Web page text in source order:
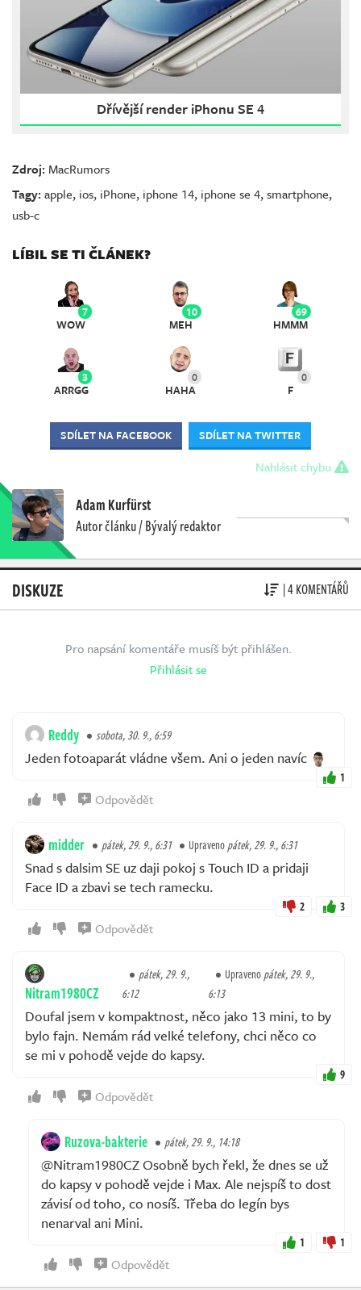
Dřívější render iPhonu SE 4
Zdroj: MacRumors
Tagy:apple, ios, iPhone, iphone 14, iphone se 4,smartphone,
usb-c
LÍBIL SE TI ČLÁNEK?
7
WOW
10
MEH
69
HMMM
3
ARRGG
0
HAHA
0
F
SDÍLET NA FACEBOOK SDÍLET NA TWITTER
Nahlásit chybu
Adam Kurfürst
Autor článku / Bývalý redaktor
DISKUZE | 4 KOMENTÁŘŮ
Pro napsání komentáře musíš být přihlášen.
Přihlásit se
Reddy sobota, 30. 9., 6:59
Jeden fotoaparát vládne všem. Ani o jeden navíc
1
Odpovědět
midder pátek, 29. 9., 6:31 Upravenopátek, 29. 9., 6:31
Snad s dalsim SE uz daji pokoj s Touch ID a pridaji
Face ID a zbavi se tech ramecku.
2 3
Odpovědět
Nitram1980CZ
pátek, 29. 9.,
6:12
Upravenopátek, 29. 9.,
6:13
Doufal jsem v kompaktnost, něco jako 13 mini, to by
bylo fajn. Nemám rád velké telefony, chci něco co
se mi v pohodě vejde do kapsy.
9
Odpovědět
Ruzova-bakterie pátek, 29. 9., 14:18
@Nitram1980CZ Osobně bych řekl, že dnes se už
do kapsy v pohodě vejde i Max. Ale nejspíš to dost
závisí od toho, co nosíš. Třeba do legín bys
nenarval ani Mini.
1 1
Odpovědět